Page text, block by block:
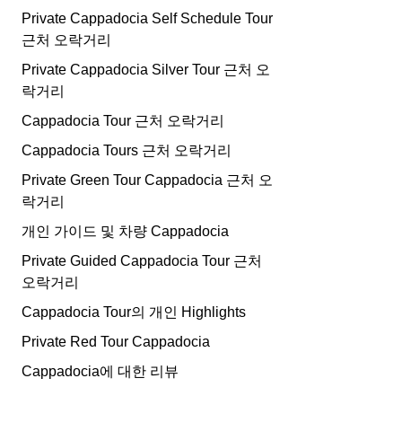
Private Cappadocia Self Schedule Tour
근처 오락거리
Private Cappadocia Silver Tour 근처 오
락거리
Cappadocia Tour 근처 오락거리
Cappadocia Tours 근처 오락거리
Private Green Tour Cappadocia 근처 오
락거리
개인 가이드 및 차량 Cappadocia
Private Guided Cappadocia Tour 근처
오락거리
Cappadocia Tour의 개인 Highlights
Private Red Tour Cappadocia
Cappadocia에 대한 리뷰